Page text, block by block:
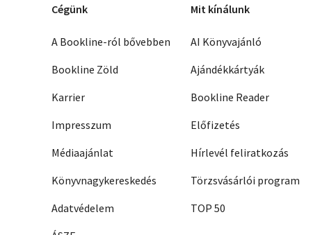
Cégünk
A Bookline-ról bővebben
Bookline Zöld
Karrier
Impresszum
Médiaajánlat
Könyvnagykereskedés
Adatvédelem
Mit kínálunk
AI Könyvajánló
Ajándékkártyák
Bookline Reader
Előfizetés
Hírlevél feliratkozás
Törzsvásárlói program
TOP 50